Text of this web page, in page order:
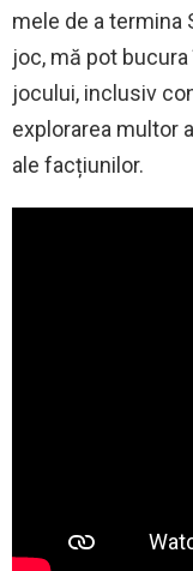
mele de a termina
joc, mă pot
jocului, inclusiv
explorarea multor
ale facțiunilor.